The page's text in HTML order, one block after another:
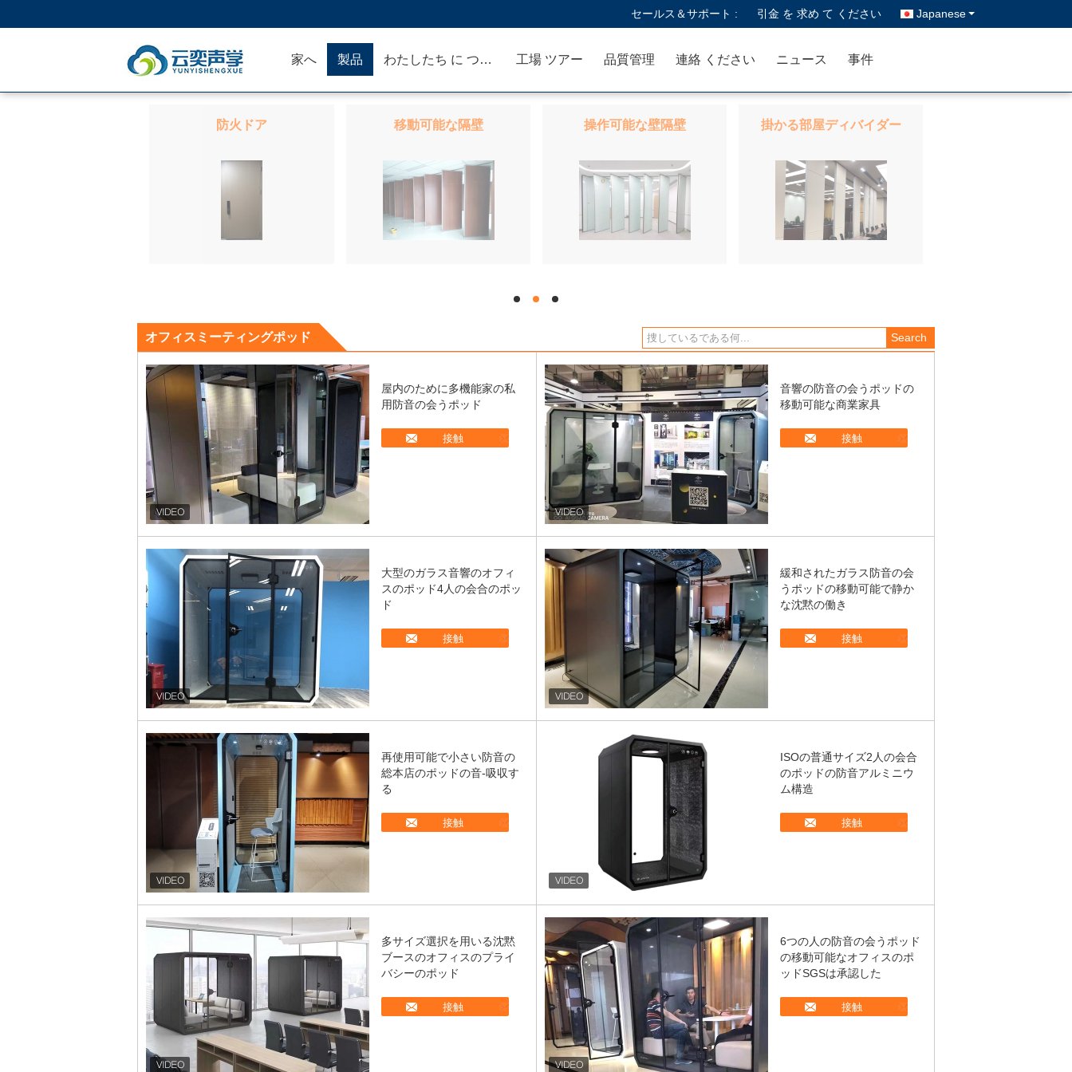
セールス＆サポート : 引金 を 求め て ください Japanese
家へ 製品 わたしたち に つい て 工場 ツアー 品質管理 連絡 ください ニュース 事件
防火ドア 移動可能な隔壁 操作可能な壁隔壁 掛かる部屋ディバイダー
hd hd hd
オフィスミーティングポッド
屋内のために多機能家の私
用防音の会うポッド
接触
音響の防音の会うポッドの
移動可能な商業家具
接触
大型のガラス音響のオフィ
スのポッド4人の会合のポッ
ド
接触
緩和されたガラス防音の会
うポッドの移動可能で静か
な沈黙の働き
接触
再使用可能で小さい防音の
総本店のポッドの音-吸収す
る
接触
ISOの普通サイズ2人の会合
のポッドの防音アルミニウ
ム構造
接触
多サイズ選択を用いる沈黙
ブースのオフィスのプライ
バシーのポッド
接触
6つの人の防音の会うポッド
の移動可能なオフィスのポ
ッドSGSは承認した
接触